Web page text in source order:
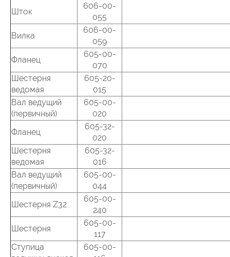
Шток
606-00-
055
Вилка
606-00-
059
Фланец
605-00-
070
Шестерня
ведомая
605-20-
015
Вал ведущий
(первичный)
605-00-
020
Фланец
605-32-
020
Шестерня
ведомая
605-32-
016
Вал ведущий
(первичный)
605-00-
044
Шестерня Z32
605-00-
240
Шестерня
605-00-
117
Ступица
605-00-